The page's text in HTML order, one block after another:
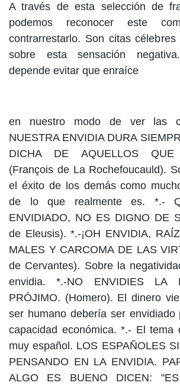
A través de esta selección de
podemos reconocer este
contrarrestarlo. Son citas
sobre esta sensación
depende evitar que enraíce
en nuestro modo de ver las
NUESTRA ENVIDIA DURA
DICHA DE AQUELLOS QUE
(François de La Rochefoucauld).
el éxito de los demás como
de lo que realmente es. *.-
ENVIDIADO, NO ES DIGNO DE
de Eleusis). *.-¡OH ENVIDIA,
MALES Y CARCOMA DE LAS
de Cervantes). Sobre la
envidia. *.-NO ENVIDIES LA
PRÓJIMO. (Homero). El dinero
ser humano debería ser envidiado
capacidad económica. *.- El tema
muy español. LOS ESPAÑOLES
PENSANDO EN LA ENVIDIA.
ALGO ES BUENO DICEN: "ES